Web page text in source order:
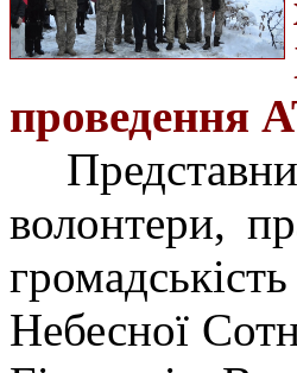
проведення
волонтери,
Небесної